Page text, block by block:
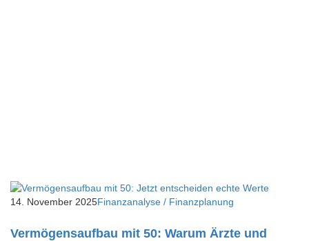
14. November 2025Finanzanalyse / Finanzplanung
Vermögensaufbau mit 50: Warum Ärzte und